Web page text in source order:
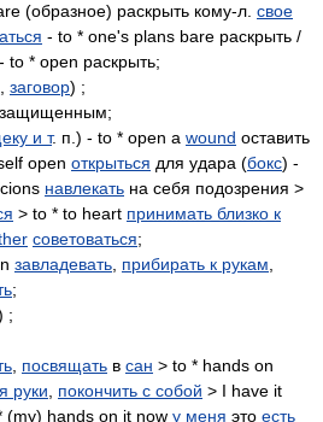
(образное) раскрыть кому-л. свое
- to * one's plans bare раскрыть /
to * open раскрыть;
заговор) ;
и т. п.) - to * open a wound оставить
open открыться для удара (бокс) -
навлекать на себя подозрения >
> to * to heart принимать близко к
советоваться;
завладевать прибирать к рукам
;
;
посвящать в сан > to * hands on
руки покончить с собой > I have it
(my) hands on it now у меня это есть